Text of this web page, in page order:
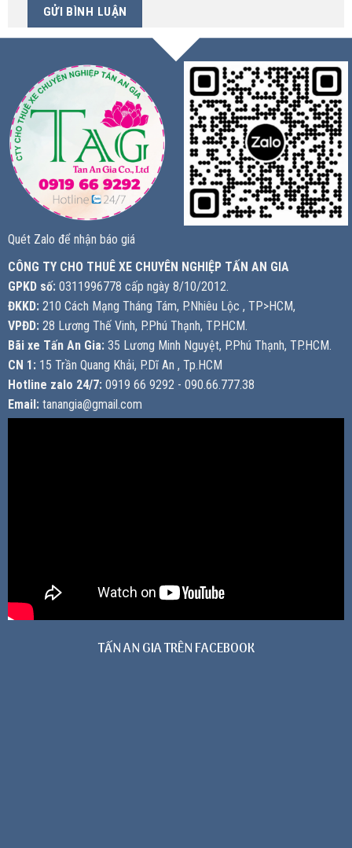
Quét Zalo để nhận báo giá
CÔNG TY CHO THUÊ XE CHUYÊN NGHIỆP TẤN AN GIA
GPKD số: 0311996778 cấp ngày 8/10/2012.
ĐKKD: 210 Cách Mạng Tháng Tám, P.Nhiêu Lộc , TP>HCM,
VPĐD: 28 Lương Thế Vinh, P.Phú Thạnh, TP.HCM.
Bãi xe Tấn An Gia: 35 Lương Minh Nguyệt, P.Phú Thạnh, TP.HCM.
CN 1: 15 Trần Quang Khải, P.Dĩ An , Tp.HCM
Hotline zalo 24/7: 0919 66 9292 - 090.66.777.38
Email: tanangia@gmail.com
TẤN AN GIA TRÊN FACEBOOK